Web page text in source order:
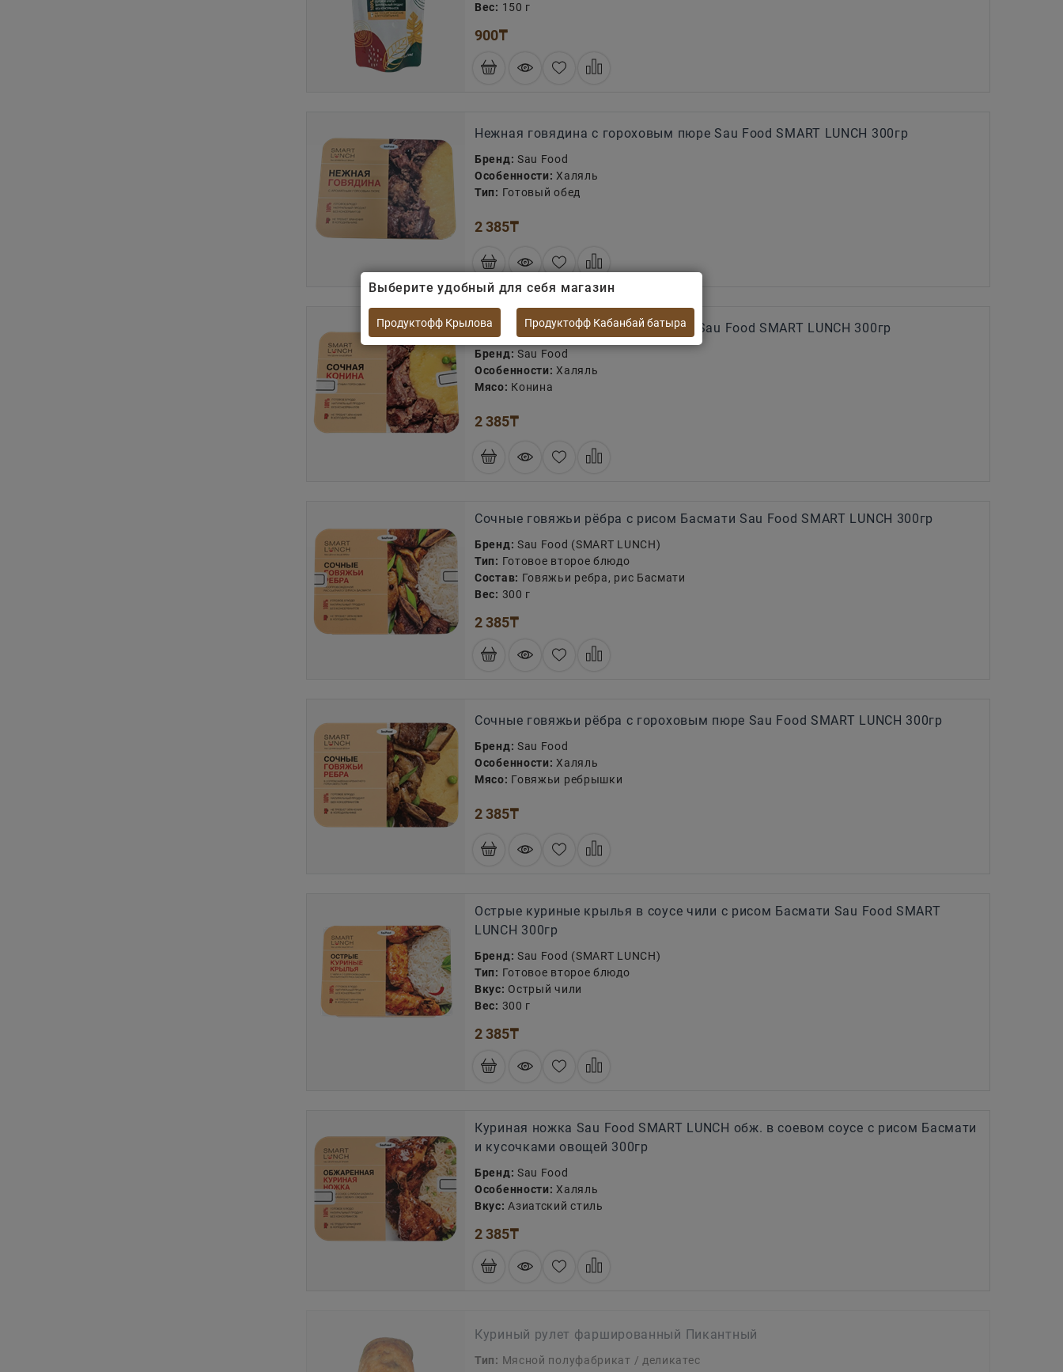
Вес: 150 г
900₸
Нежная говядина с гороховым пюре Sau Food SMART LUNCH 300гр
Бренд: Sau Food
Особенности: Халяль
Тип: Готовый обед
2 385₸
Сочная конина с гороховым пюре Sau Food SMART LUNCH 300гр
Бренд: Sau Food
Особенности: Халяль
Мясо: Конина
2 385₸
Сочные говяжьи рёбра с рисом Басмати Sau Food SMART LUNCH 300гр
Бренд: Sau Food (SMART LUNCH)
Тип: Готовое второе блюдо
Состав: Говяжьи ребра, рис Басмати
Вес: 300 г
2 385₸
Сочные говяжьи рёбра с гороховым пюре Sau Food SMART LUNCH 300гр
Бренд: Sau Food
Особенности: Халяль
Мясо: Говяжьи ребрышки
2 385₸
Острые куриные крылья в соусе чили с рисом Басмати Sau Food SMART
LUNCH 300гр
Бренд: Sau Food (SMART LUNCH)
Тип: Готовое второе блюдо
Вкус: Острый чили
Вес: 300 г
2 385₸
Куриная ножка Sau Food SMART LUNCH обж. в соевом соусе с рисом Басмати
и кусочками овощей 300гр
Бренд: Sau Food
Особенности: Халяль
Вкус: Азиатский стиль
2 385₸
Куриный рулет фаршированный Пикантный
Тип: Мясной полуфабрикат / деликатес
Выберите удобный для себя магазин
Продуктофф Крылова Продуктофф Кабанбай батыра